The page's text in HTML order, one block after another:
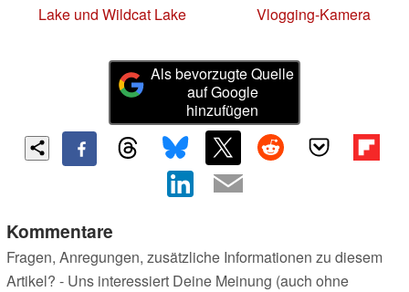
Lake und Wildcat Lake
Vlogging-Kamera
Als bevorzugte Quelle
auf Google
hinzufügen
Kommentare
Fragen, Anregungen, zusätzliche Informationen zu diesem
Artikel? - Uns interessiert Deine Meinung (auch ohne